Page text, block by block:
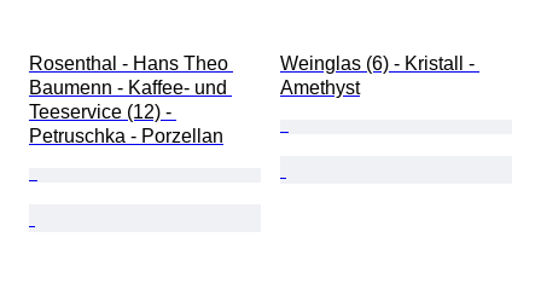
Rosenthal - Hans Theo
Baumenn - Kaffee- und
Teeservice (12) -
Petruschka - Porzellan
Weinglas (6) - Kristall -
Amethyst